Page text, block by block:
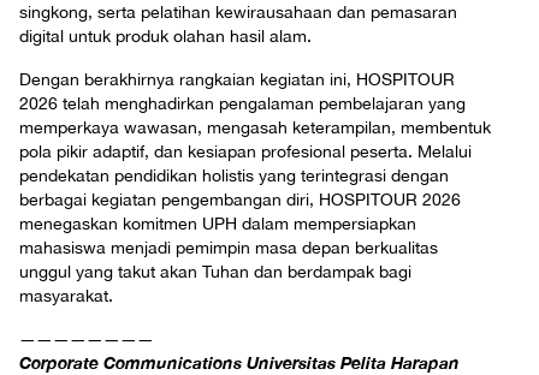
singkong, serta pelatihan kewirausahaan dan pemasaran
digital untuk produk olahan hasil alam.
Dengan berakhirnya rangkaian kegiatan ini, HOSPITOUR
2026 telah menghadirkan pengalaman pembelajaran yang
memperkaya wawasan, mengasah keterampilan, membentuk
pola pikir adaptif, dan kesiapan profesional peserta. Melalui
pendekatan pendidikan holistis yang terintegrasi dengan
berbagai kegiatan pengembangan diri, HOSPITOUR 2026
menegaskan komitmen UPH dalam mempersiapkan
mahasiswa menjadi pemimpin masa depan berkualitas
unggul yang takut akan Tuhan dan berdampak bagi
masyarakat.
————————
Corporate Communications Universitas Pelita Harapan